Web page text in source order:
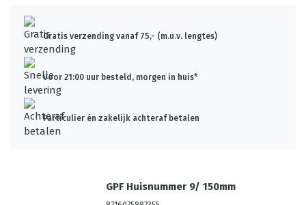
Gratis verzending vanaf 75,- (m.u.v. lengtes)
Voor 21:00 uur besteld, morgen in huis*
Particulier én zakelijk achteraf betalen
GPF Huisnummer 9/ 150mm